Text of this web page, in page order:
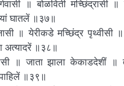
॥ बोळविती मच्छिंद्रासी ॥
घातलें ॥३७॥
॥ येरीकडे मच्छिंद्र पृथ्वीसी
अत्यादरें ॥३८॥
॥ जाता झाला केकाडदेशीं
॥३९॥